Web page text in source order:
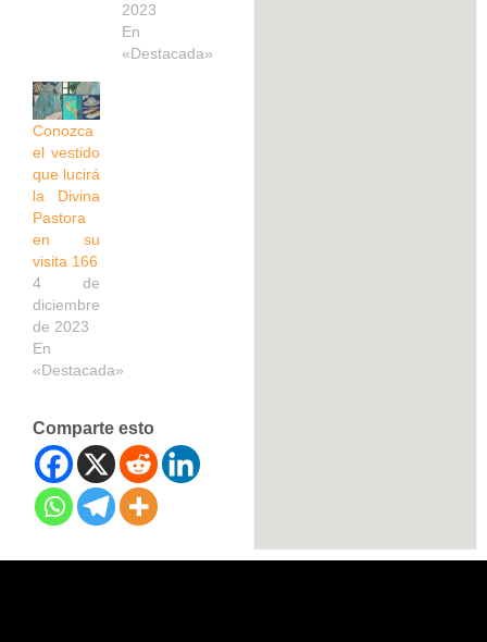
2023
En
«Destacada»
Conozca
el vestido
que lucirá
la Divina
Pastora
en su
visita 166
4 de
diciembre
de 2023
En
«Destacada»
Comparte esto